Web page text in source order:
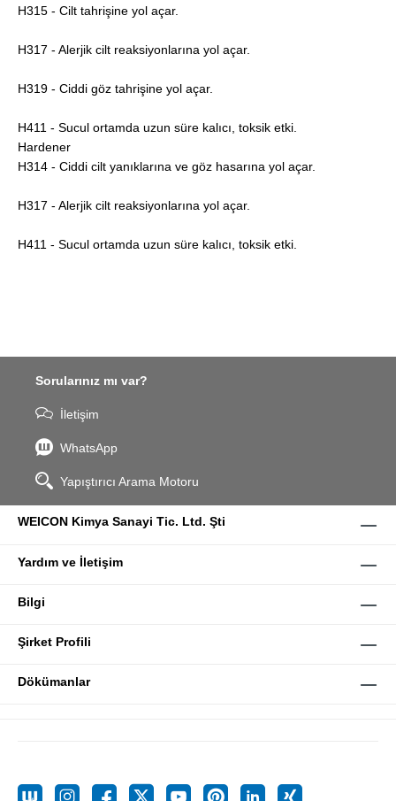
H315 - Cilt tahrişine yol açar.
H317 - Alerjik cilt reaksiyonlarına yol açar.
H319 - Ciddi göz tahrişine yol açar.
H411 - Sucul ortamda uzun süre kalıcı, toksik etki.
Hardener
H314 - Ciddi cilt yanıklarına ve göz hasarına yol açar.
H317 - Alerjik cilt reaksiyonlarına yol açar.
H411 - Sucul ortamda uzun süre kalıcı, toksik etki.
Sorularınız mı var?
İletişim
WhatsApp
Yapıştırıcı Arama Motoru
WEICON Kimya Sanayi Tic. Ltd. Şti
Yardım ve İletişim
Bilgi
Şirket Profili
Dökümanlar